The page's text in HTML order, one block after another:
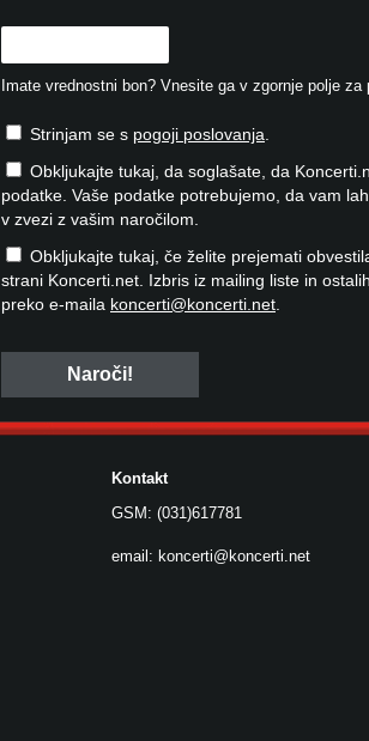
Imate vrednostni bon? Vnesite ga v zgornje polje za
Strinjam se s pogoji poslovanja
Obkljukajte tukaj, da soglašate, da
podatke. Vaše podatke potrebujemo, da vam
v zvezi z vašim naročilom.
Obkljukajte tukaj, če želite prejemati
strani Koncerti.net. Izbris iz mailing liste in
preko e-maila koncerti@koncerti.net
Kontakt
GSM: (031)617781
email: koncerti@koncerti.net